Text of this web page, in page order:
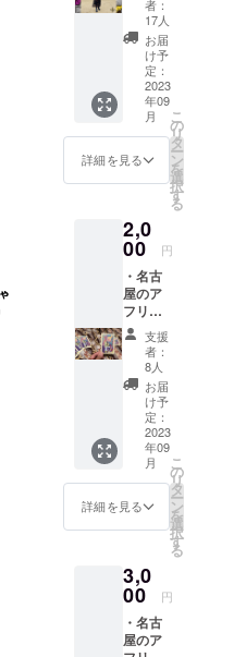
を送ら
せてい
ただき
ます。
者：
17人
お届
け予
定：
2023
年09
月
詳細を見る
こ
の
リ
タ
ー
ン
を
選
択
す
る
2,0
00 円
・名古
屋のア
フリカ
布ブラ
ンド
〝L〟オ
リジナ
ルス
テッ
カー
（サイ
ズは
8cm×5
cm） ・
お礼の
メッ
支援
者：
8人
お届
け予
定：
2023
年09
月
詳細を見る
こ
の
リ
タ
ー
ン
を
選
択
す
る
3,0
00 円
・名古
屋のア